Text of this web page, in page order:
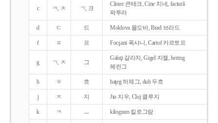
c ㅋ, ㅊ ㄱ, 크
Cîntec 큰테크, Cine 치네, facturǎ
팍투러
d ㄷ 드 Moldova 몰도바, Brad 브라드
f ㅍ 프 Focşani 폭샤니, Cartof 카르토프
g ㄱ, ㅈ 그
Galaţi 갈라치, Gigel 지젤, hering
헤린그
h ㅎ 흐 haţeg 하체그, duh 두흐
j ㅈ 지 Jiu 지우, Cluj 클루지
k ㅋ ㅡ kilogram 킬로그람